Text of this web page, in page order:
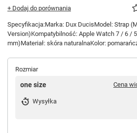
+ Dodaj do porównania
Specyfikacja:Marka: Dux DucisModel: Strap
Version)Kompatybilność: Apple Watch 7 / 6 /
mm)Materiał: skóra naturalnaKolor:
Rozmiar
one size Cena
Wysyłka